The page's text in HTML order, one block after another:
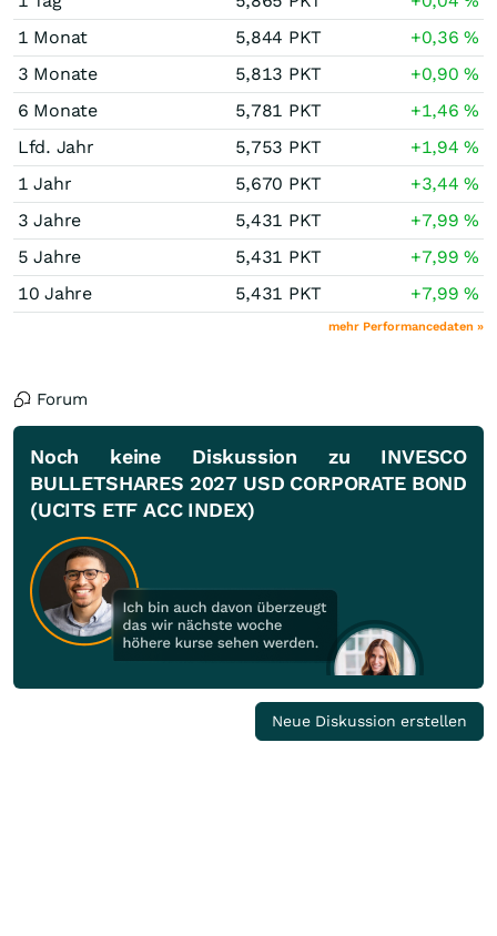
1 Monat
5,844 PKT +0,36%
3 Monate
5,813 PKT +0,90%
6 Monate
5,781 PKT +1,46%
Lfd. Jahr
5,753 PKT +1,94%
1 Jahr
5,670 PKT +3,44%
3 Jahre
5,431 PKT +7,99%
5 Jahre
5,431 PKT +7,99%
10 Jahre
5,431 PKT +7,99%
mehr Performancedaten »
Forum
Noch keine Diskussion zu INVESCO
BULLETSHARES 2027 USD CORPORATE BOND
(UCITS ETF ACC INDEX)
Neue Diskussion erstellen